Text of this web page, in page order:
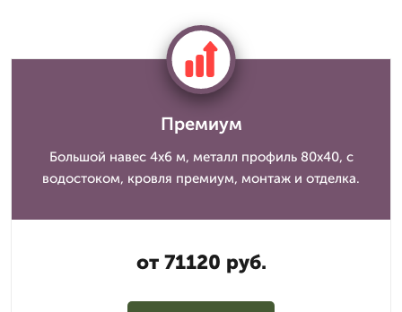
Премиум
Большой навес 4x6 м, металл профиль 80x40, с
водостоком, кровля премиум, монтаж и отделка.
от 71120 руб.